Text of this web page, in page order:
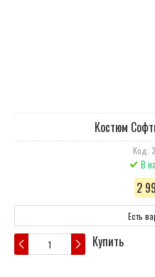
Костюм
Код:
В
2
Есть
Купить